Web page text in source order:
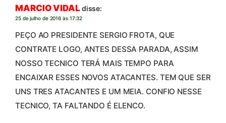
MARCIO VIDALdisse:
25 de julho de 2016 às 17:32
PEÇO AO PRESIDENTE SERGIO FROTA, QUE
CONTRATE LOGO, ANTES DESSA PARADA, ASSIM
NOSSO TECNICO TERÁ MAIS TEMPO PARA
ENCAIXAR ESSES NOVOS ATACANTES. TEM QUE SER
UNS TRES ATACANTES E UM MEIA. CONFIO NESSE
TECNICO, TA FALTANDO É ELENCO.